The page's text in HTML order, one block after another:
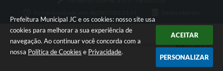
Prefeitura Municipal JC e os cookies: nosso site usa
cookies para melhorar a sua experiência de
navegação. Ao continuar você concorda com a
nossa Política de Cookies e Privacidade.
ACEITAR
PERSONALIZAR
Copyright Instar - 2006-2026. Todos os direitos reservados -
Instar Tecnologia